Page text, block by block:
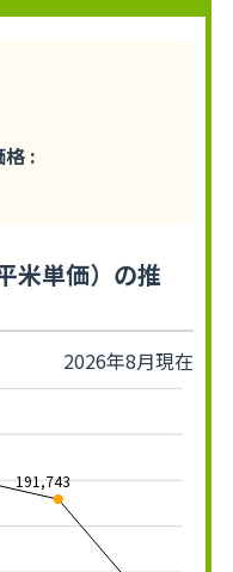
格 :
米単価）の推
2026年8月現在
191,743